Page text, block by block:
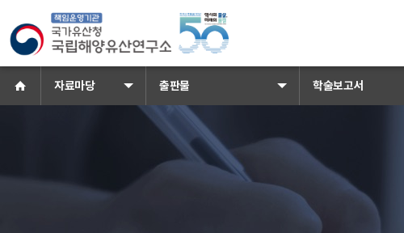
국가유산청 국립해양유산연구소 로고
공지사항 보도자료
자료마당 출판물 학술보고서